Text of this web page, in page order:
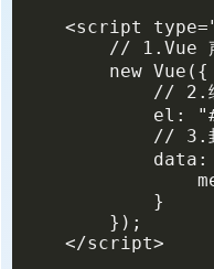
<script
// 1.Vue 声
new Vue({
// 2.绑定渲
el:
// 3.封装
data:
message:
}
});
</script>